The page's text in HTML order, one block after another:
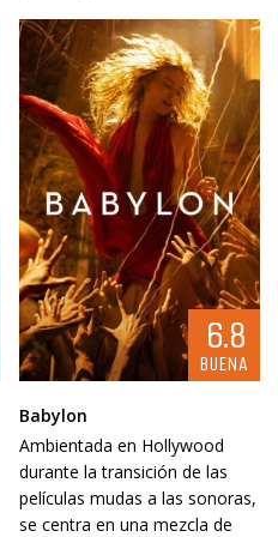
6.8
BUENA
Babylon
Ambientada en Hollywood
durante la transición de las
películas mudas a las sonoras,
se centra en una mezcla de